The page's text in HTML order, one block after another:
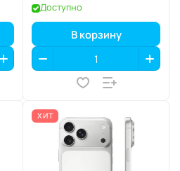
Доступно
В корзину
ХИТ